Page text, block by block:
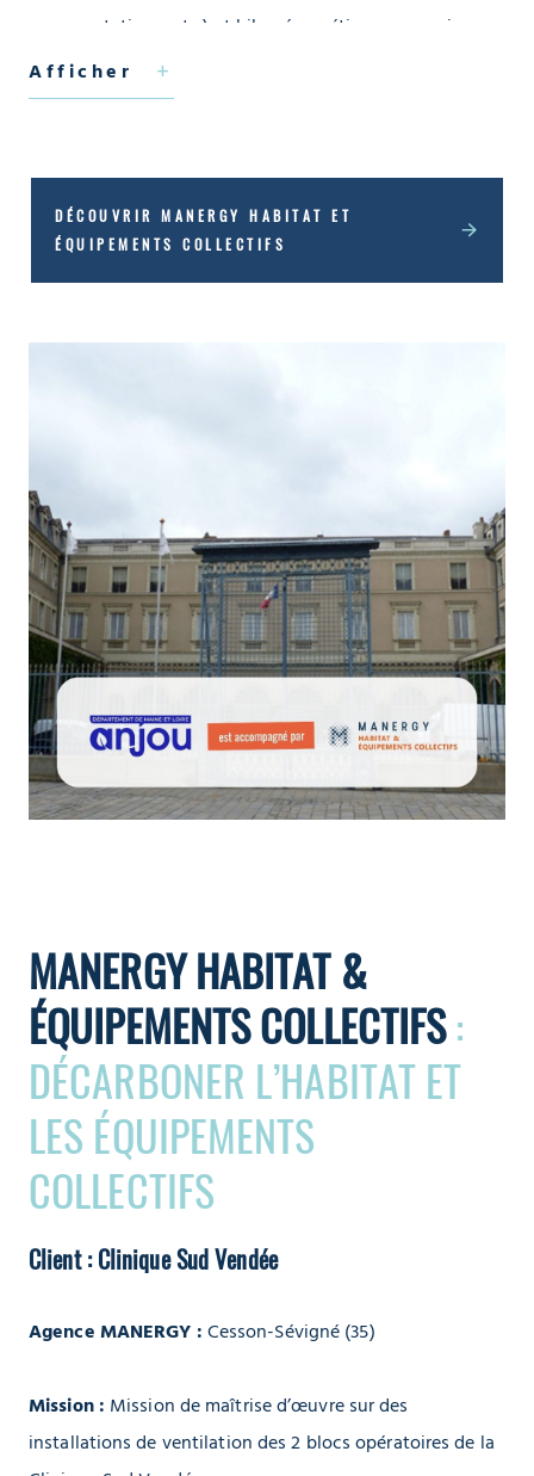
stations, etc.) et bilan énergétique avec prise en
compte des impacts environnementaux et
réglementaires
investissements, coûts d’exploitation et
subventions, avec comparaison à une situation
de référence
pour répondre aux besoins en chauffage
500 kW : puissance prévisionnelle de la pompe à
chaleur
608 m² : surface prévisionnelle de panneaux
Afficher
DÉCOUVRIR MANERGY HABITAT ET
ÉQUIPEMENTS COLLECTIFS
MANERGY HABITAT &
ÉQUIPEMENTS COLLECTIFS:
DÉCARBONER L’HABITAT ET
LES ÉQUIPEMENTS
COLLECTIFS
Client : Clinique Sud Vendée
Agence MANERGY : Cesson-Sévigné (35)
Mission : Mission de maîtrise d’œuvre sur des
installations de ventilation des 2 blocs opératoires de la